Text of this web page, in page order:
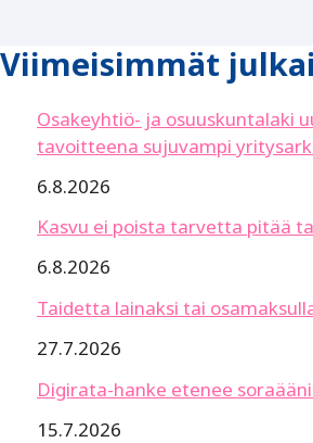
Viimeisimmät
Osakeyhtiö- ja osuuskuntalaki
tavoitteena sujuvampi
6.8.2026
Kasvu ei poista tarvetta pitää
6.8.2026
Taidetta lainaksi tai
27.7.2026
Digirata-hanke etenee
15.7.2026